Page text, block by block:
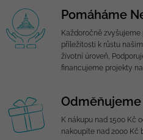
Pomáháme
Každoročně
příležitosti k růstu
životní úroveň,
financujeme projekty
Odměňujeme
K nákupu nad 1500 Kč
nakoupíte nad 2000 Kč